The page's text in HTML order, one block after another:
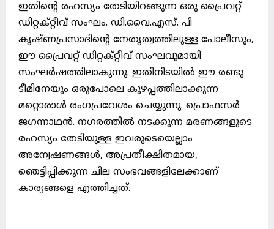
ഇതിൻ്റെ രഹസ്യം തേടിയിറങ്ങുന്ന ഒരു പ്രൈവറ്റ്
ഡിറ്റക്റ്റീവ് സംഘം. ഡി.വൈ.എസ്. പി
കൃഷ്ണപ്രസാദിൻ്റെ നേതൃത്വത്തിലുള്ള പോലീസും,
ഈ പ്രൈവറ്റ് ഡിറ്റക്റ്റീവ് സംഘവുമായി
സംഘർഷത്തിലാകുന്നു. ഇതിനിടയിൽ ഈ രണ്ടു
ടീമിനേയും ഒരുപോലെ കുഴപ്പത്തിലാക്കുന്ന
മറ്റൊരാൾ രംഗപ്രവേശം ചെയ്യുന്നു. പ്രൊഫസർ
ജഗന്നാഥൻ. നഗരത്തിൽ നടക്കുന്ന മരണങ്ങളുടെ
രഹസ്യം തേടിയുള്ള ഇവരുടെയെല്ലാം
അന്വേഷണങ്ങൾ, അപ്രതീക്ഷിതമായ,
ഞെട്ടിപ്പിക്കുന്ന ചില സംഭവങ്ങളിലേക്കാണ്
കാര്യങ്ങളെ എത്തിച്ചത്.